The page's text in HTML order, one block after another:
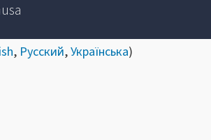
, Русский,Українська)